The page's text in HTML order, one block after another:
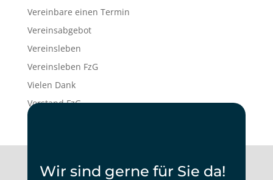
Vereinbare einen Termin
Vereinsabgebot
Vereinsleben
Vereinsleben FzG
Vielen Dank
Vorstand FzG
Wir sind gerne für Sie da!